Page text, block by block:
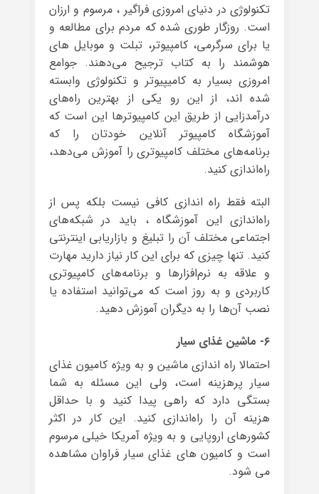
تکنولوژی در دنیای امروزی فراگیر ، مرسوم و ارزا‌ن
است. روزگار طوری شده که مردم برای مطالعه و
یا برای سرگرمی، کامپیوتر، تبلت و موبایل های
هوشمند را به کتاب ترجیح می‌دهند. جوامع
امروزی بسیار به کامیپیوتر و تکنولوژی وابسته
شده اند، از این رو یکی از بهترین راه‌های
درآمدزایی از طریق این کامپیوترها این است که
آموزشگاه کامپیوتر آنلاین خودتان را که
برنامه‌های مختلف کامپیوتری را آموزش می‌دهد،
راه‌اندازی کنید.
البته فقط راه اندازی کافی نیست بلکه پس از
راه‌اندازی این آموزشگاه ، باید در شبکه‌های
اجتماعی مختلف آن را تبلیغ و بازاریابی اینترنتی
کنید. تنها چیزی که برای این کار نیاز دارید مهارت
و علاقه به نرم‌افزارها و برنامه‌های کامپیوتری
کاربردی و به روز است که می‌توانید استفاده یا
نصب آن‌ها را به دیگران آموزش دهید.
۶- ماشین غذای سیار
احتمالا راه اندازی ماشین و به ویژه کامیون غذای
سیار پرهزینه است، ولی این مسئله به شما
بستگی دارد که راهی پیدا کنید و با حداقل
هزینه آن را راه‌اندازی کنید. این کار در اکثر
کشورهای اروپایی و به ویژه آمریکا خیلی مرسوم
است و کامیون های غذای سیار فراوان مشاهده
می شود.